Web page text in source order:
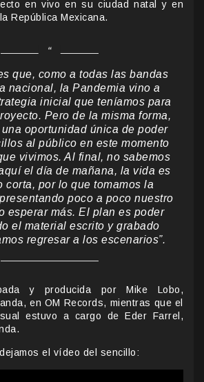
en vivo en su ciudad natal y en
República Mexicana.
que, como a todas las bandas
nacional, la Pandemia vino a
inicial que teníamos para
Pero de la misma forma,
oportunidad única de poder
al público en este momento
vivimos. Al final, no sabemos
el día de mañana, la vida es
corta, por lo que tomamos la
poco a poco nuestro
esperar más. El plan es poder
el material escrito y grabado
regresar a los escenarios”.
y producida por Mike Lobo,
en OM Records, mientras que el
estuvo a cargo de Eder Farrel,
el vídeo del sencillo: